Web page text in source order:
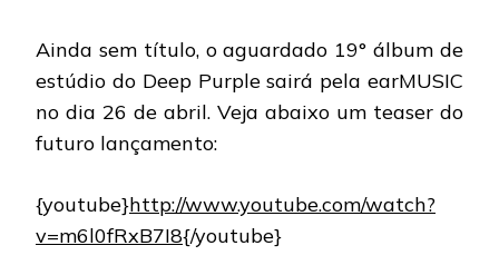
DIVULGADO
DO
NOVO
Ainda sem título, o aguardado 19° álbum de
estúdio do Deep Purple sairá pela earMUSIC
no dia 26 de abril. Veja abaixo um teaser do
futuro lançamento:
{youtube}http://www.youtube.com/watch?
v=m6l0fRxB7I8{/youtube}